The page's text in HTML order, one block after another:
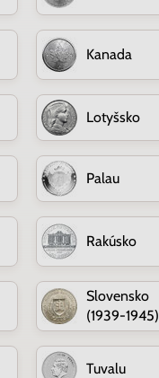
Kanada
Lotyšsko
Palau
Rakúsko
Slovensko
(1939-1945)
Tuvalu